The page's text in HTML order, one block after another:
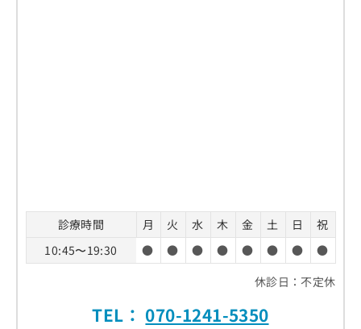
診療時間 月 火 水 木 金 土 日
祝
10:45〜19:30
● ● ● ● ● ● ●
●
休診日：不定休
TEL： 070-1241-5350